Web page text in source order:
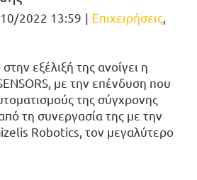
2022 13:59 | Επιχειρήσεις,
εξέλιξή της ανοίγει η
με την επένδυση που
της σύγχρονης
τη συνεργασία της με την
Robotics, τον μεγαλύτερο